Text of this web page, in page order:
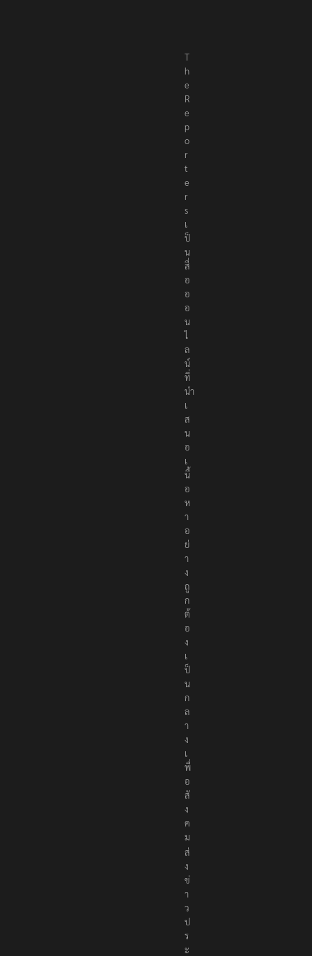
T
h
e
R
e
p
o
r
t
e
r
s
เ
ป็
น
สื่
อ
อ
อ
น
ไ
ล
น์
ที่
นำ
เ
ส
น
อ
เ
นื้
อ
ห
า
อ
ย่
า
ง
ถู
ก
ต้
อ
ง
เ
ป็
น
ก
ล
า
ง
เ
พื่
อ
สั
ง
ค
ม
ส่
ง
ข่
า
ว
ป
ร
ะ